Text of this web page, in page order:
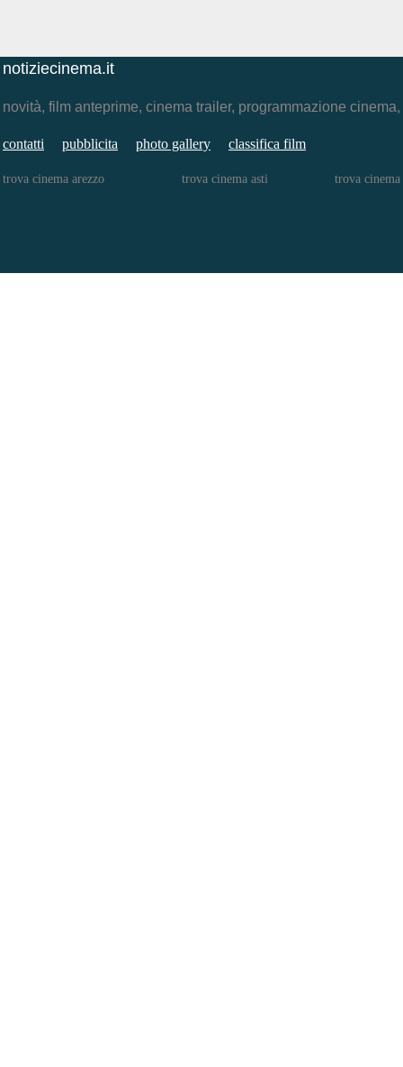
notiziecinema.it
novità, film anteprime, cinema trailer, programmazione
contatti pubblicita photo gallery classifica film
trova cinema arezzo trova cinema asti trova